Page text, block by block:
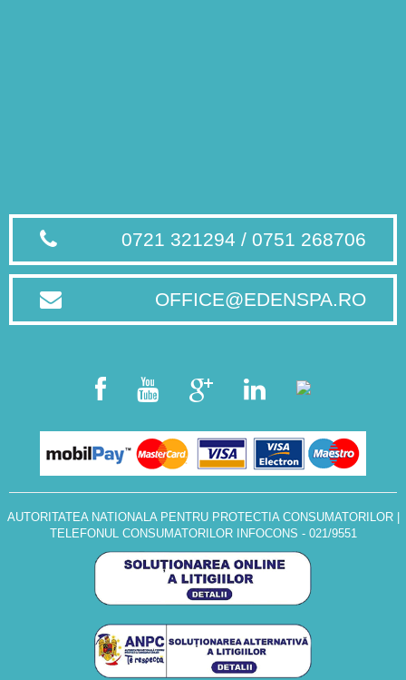
0721 321294 / 0751 268706
OFFICE@EDENSPA.RO
AUTORITATEA NATIONALA PENTRU PROTECTIA CONSUMATORILOR|
TELEFONUL CONSUMATORILOR INFOCONS - 021/9551